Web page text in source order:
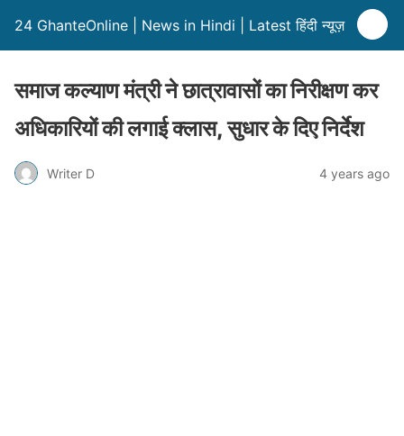
24 GhanteOnline | News in Hindi | Latest हिंदी न्यूज़
समाज कल्याण मंत्री ने छात्रावासों का निरीक्षण कर
अधिकारियों की लगाई क्लास, सुधार के दिए निर्देश
Writer D 4 years ago